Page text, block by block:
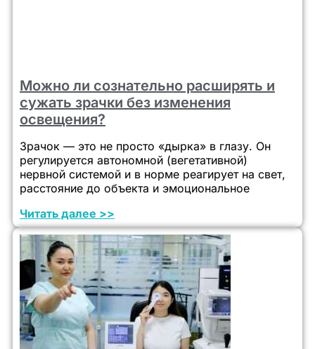
Можно ли сознательно расширять и
сужать зрачки без изменения
освещения?
Зрачок — это не просто «дырка» в глазу. Он
регулируется автономной (вегетативной)
нервной системой и в норме реагирует на свет,
расстояние до объекта и эмоциональное
Читать далее >>